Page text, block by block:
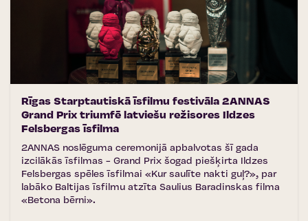
Rīgas Starptautiskā īsfilmu festivāla 2ANNAS
Grand Prix triumfē latviešu režisores Ildzes
Felsbergas īsfilma
2ANNAS noslēguma ceremonijā apbalvotas šī gada
izcilākās īsfilmas - Grand Prix šogad piešķirta Ildzes
Felsbergas spēles īsfilmai «Kur saulīte nakti guļ?», par
labāko Baltijas īsfilmu atzīta Saulius Baradinskas filma
«Betona bērni».